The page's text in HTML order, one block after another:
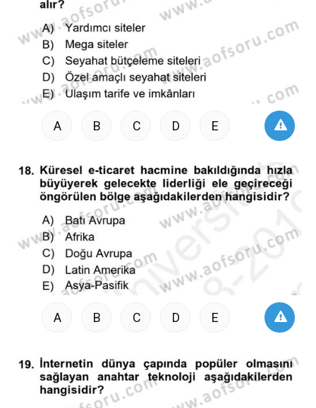
A B C D E
A B C D E